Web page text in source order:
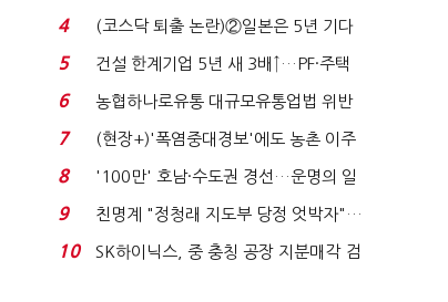
원 간 성과급 불...
4
(코스닥 퇴출 논란)②일본은 5년 기다
려주는데 우리는 ...
5
건설 한계기업 5년 새 3배↑…PF·주택
침체에 재무 ...
6
농협하나로유통 대규모유통업법 위반
적발…공정위, 과...
7
(현장+)'폭염중대경보'에도 농촌 이주
노동자는 강행군…'야...
8
'100만' 호남·수도권 경선…운명의 일
주일
9
친명계 "정청래 지도부 당정 엇박자"…
친청계 "신천지 오...
10
SK하이닉스, 중 충칭 공장 지분매각 검